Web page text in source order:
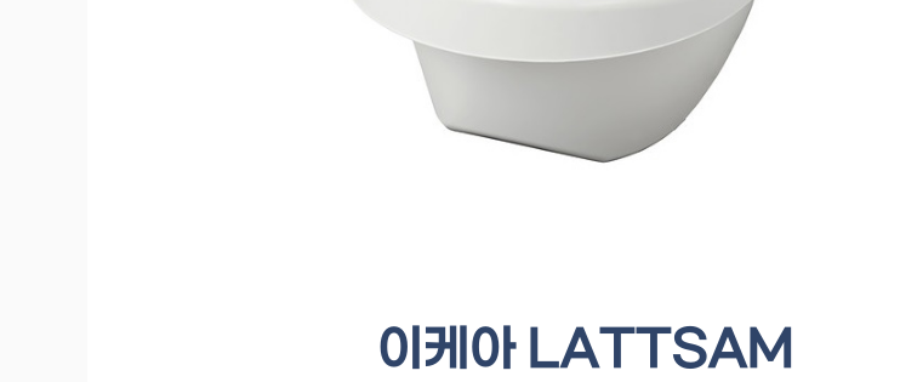
이케아 LATTSAM